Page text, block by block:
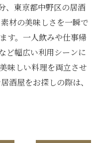
、東京都中野区の居酒
材の美味しさを一瞬で
す。一人飲みや仕事帰
ど幅広い利用シーンに
味しい料理を両立させ
酒屋をお探しの際は、